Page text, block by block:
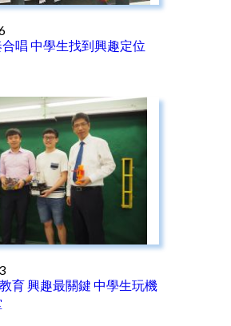
唱 中學生找到興趣定位
育 興趣最關鍵 中學生玩機